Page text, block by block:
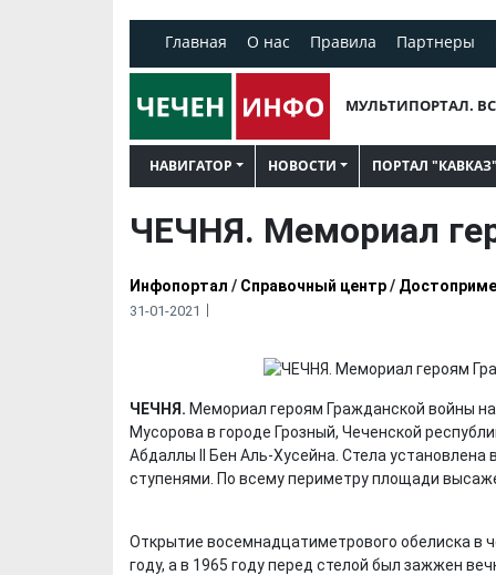
Главная О нас Правила Партнеры
МУЛЬТИПОРТАЛ.
НАВИГАТОР НОВОСТИ ПОРТАЛ "КАВКАЗ"
ЧЕЧНЯ. Мемориал
Инфопортал / Справочный центр/
31-01-2021
ЧЕЧНЯ. Мемориал героям Гражданской войны
Мусорова в городе Грозный, Чеченской
Абдаллы II Бен Аль-Хусейна. Стела
ступенями. По всему периметру площади
Открытие восемнадцатиметрового обелиска в
году, а в 1965 году перед стелой был зажжен